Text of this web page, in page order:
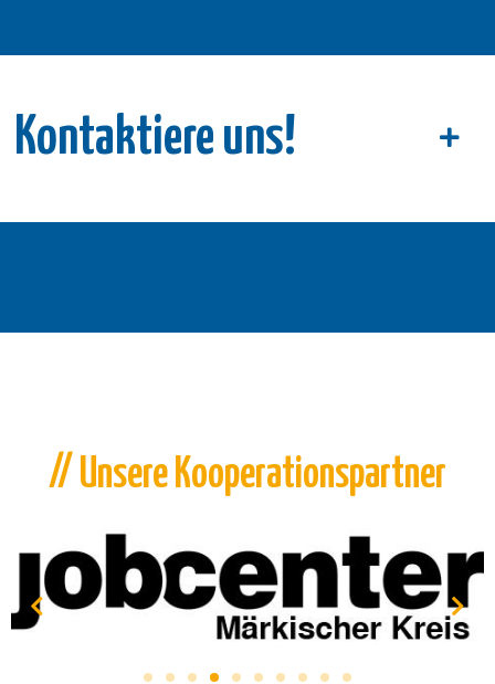
Kontaktiere uns!
// Unsere Kooperationspartner